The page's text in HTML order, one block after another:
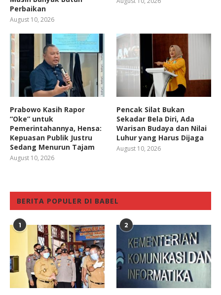
Perbaikan
August 10, 2026
Prabowo Kasih Rapor
“Oke” untuk
Pemerintahannya, Hensa:
Kepuasan Publik Justru
Sedang Menurun Tajam
August 10, 2026
Pencak Silat Bukan
Sekadar Bela Diri, Ada
Warisan Budaya dan Nilai
Luhur yang Harus Dijaga
August 10, 2026
BERITA POPULER DI BABEL
1 2